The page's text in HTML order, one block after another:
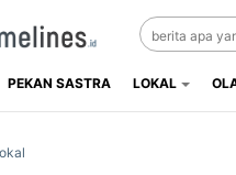
Sejarah & Budaya
PEKAN SASTRA LOKAL